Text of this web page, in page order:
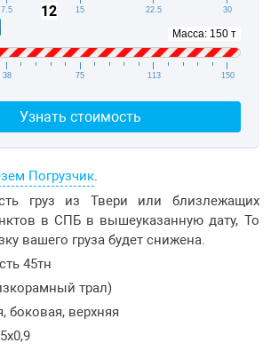
7.5 15 22.5 30
12
Масса: 150 т
38 75 113 150
Узнать стоимость
Погрузчик.
груз из Твери или близлежащих
в СПБ в вышеуказанную дату, То
вашего груза будет снижена.
45тн
трал)
боковая, верхняя